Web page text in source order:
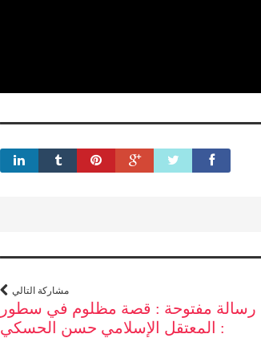
مشاركة التالي
رسالة مفتوحة : قصة مظلوم في سطور
: المعتقل الإسلامي حسن الحسكي